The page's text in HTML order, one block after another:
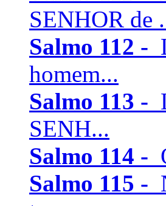
SENHOR de
Salmo 112 -
homem...
Salmo 113 -
SENH...
Salmo 114 -
Salmo 115 -